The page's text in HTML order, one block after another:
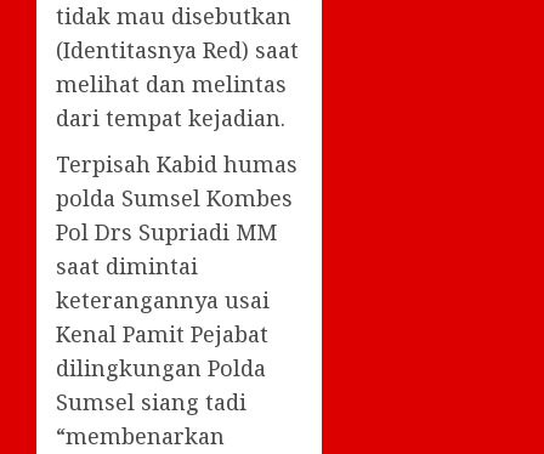
tidak mau disebutkan
(Identitasnya Red) saat
melihat dan melintas
dari tempat kejadian.
Terpisah Kabid humas
polda Sumsel Kombes
Pol Drs Supriadi MM
saat dimintai
keterangannya usai
Kenal Pamit Pejabat
dilingkungan Polda
Sumsel siang tadi
“membenarkan